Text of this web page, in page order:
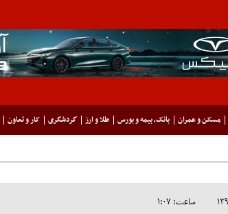
مسکن و عمران بانک، بیمه و بورس طلا و ارز گردشگری کار و تعاون
ساعت: ۱:۰۷